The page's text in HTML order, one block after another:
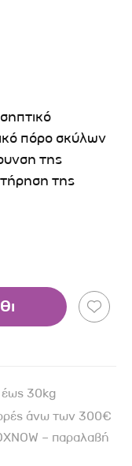
πόρο σκύλων
της
της
30kg
άνω των 300€
– παραλαβή